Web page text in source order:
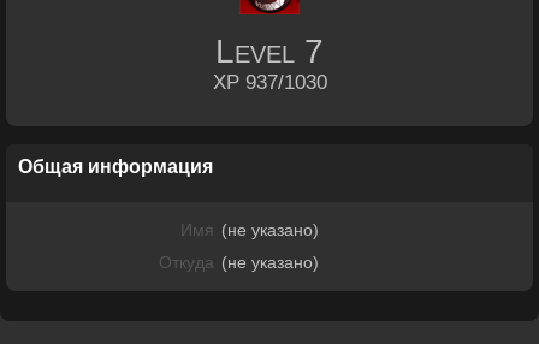
Level 7
XP 937/1030
Общая информация
Имя (не указано)
Откуда (не указано)